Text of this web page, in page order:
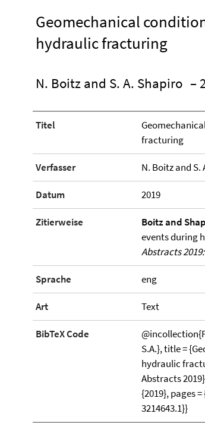
Geomechanical
hydraulic fracturing
N. Boitz and S. A. Shapiro –
Titel
fracturing
Verfasser N. Boitz and S.
Datum 2019
Zitierweise Boitz and
events during
Abstracts
Sprache eng
Art Text
BibTeX Code
S.A.}, title =
hydraulic
Abstracts
{2019}, pages
3214643.1}}